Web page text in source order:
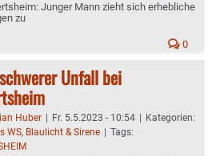
Junger Mann zieht sich erhebliche
zu
0
Unfall bei
Huber | Fr. 5.5.2023 - 10:54 | Kategorien:
WS, Blaulicht & Sirene | Tags: